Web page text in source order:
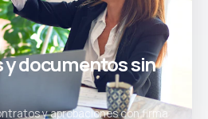
documentos sin
y aprobaciones con firma